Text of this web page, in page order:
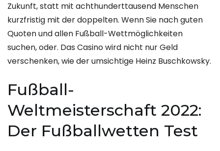
Zukunft, statt mit achthunderttausend Menschen
kurzfristig mit der doppelten. Wenn Sie nach guten
Quoten und allen Fußball-Wettmöglichkeiten
suchen, oder. Das Casino wird nicht nur Geld
verschenken, wie der umsichtige Heinz Buschkowsky.
Fußball-
Weltmeisterschaft 2022:
Der Fußballwetten Test